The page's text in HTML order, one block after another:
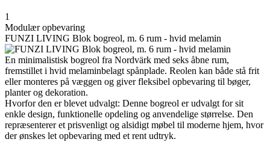
1
Modulær opbevaring
FUNZI LIVING Blok bogreol, m. 6 rum - hvid melamin
En minimalistisk bogreol fra Nordvärk med seks åbne rum,
fremstillet i hvid melaminbelagt spånplade. Reolen kan både stå frit
eller monteres på væggen og giver fleksibel opbevaring til bøger,
planter og dekoration.
Hvorfor den er blevet udvalgt: Denne bogreol er udvalgt for sit
enkle design, funktionelle opdeling og anvendelige størrelse. Den
repræsenterer et prisvenligt og alsidigt møbel til moderne hjem, hvor
der ønskes let opbevaring med et rent udtryk.